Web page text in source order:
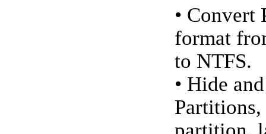
• Convert
format
to NTFS.
• Hide